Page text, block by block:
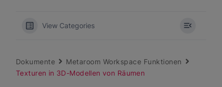
View Categories
Dokumente
Metaroom Workspace Funktionen
Texturen in 3D-Modellen von Räumen